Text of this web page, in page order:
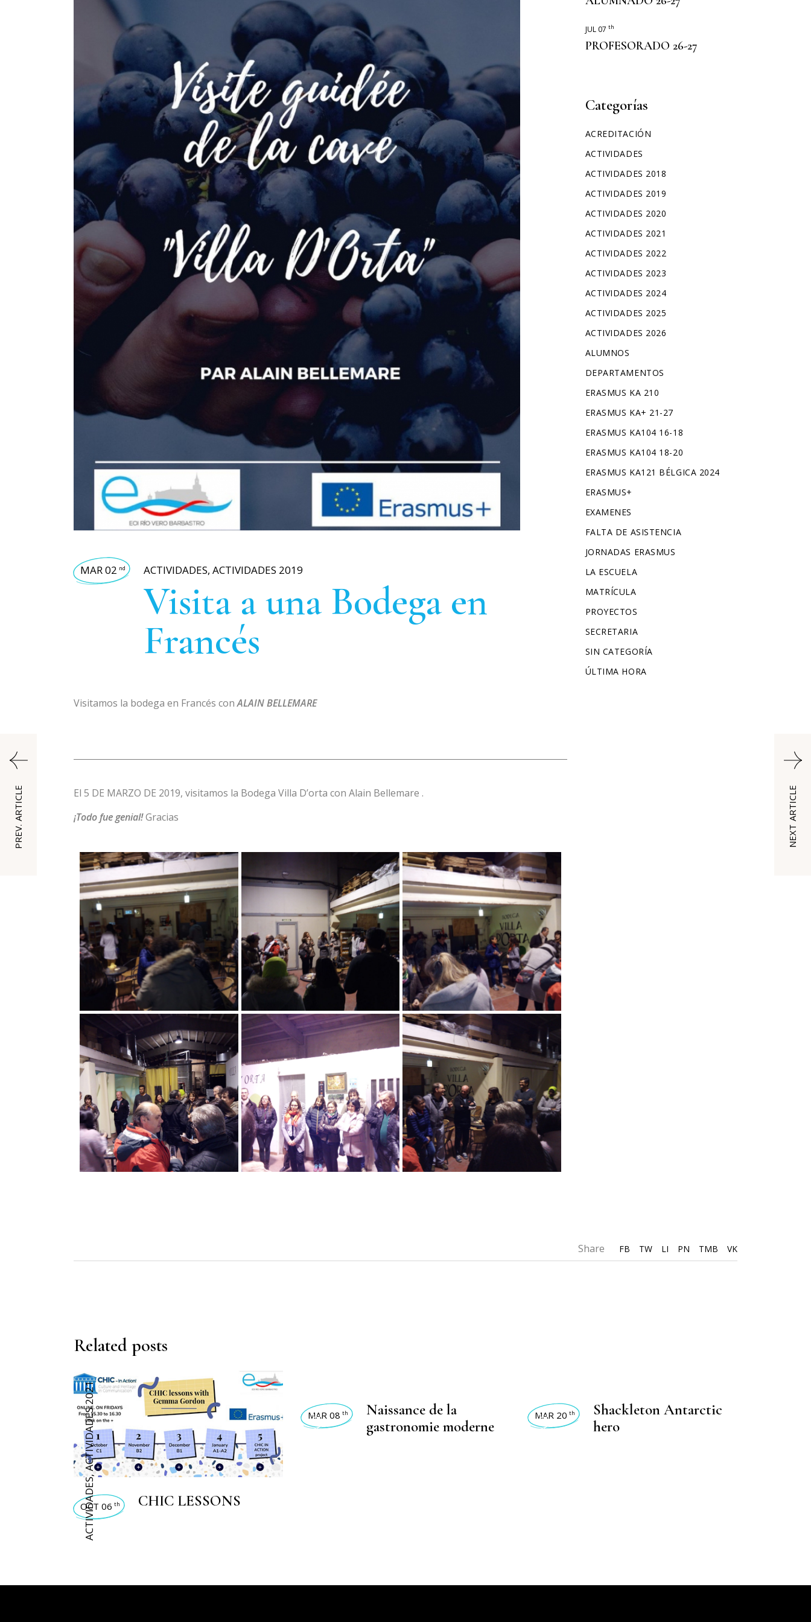
MOVILIDADES ERASMUS
MAR 02 nd ACTIVIDADES, ACTIVIDADES 2019
Visita a una Bodega en
Francés
Visitamos la bodega en Francés conALAIN BELLEMARE
El 5 DE MARZO DE 2019, visitamos la Bodega Villa D’orta con Alain Bellemare .
¡Todo fue genial!Gracias
JUL 07 th
PROFESORADO 26-27
Categorías
ACREDITACIÓN
ACTIVIDADES
ACTIVIDADES 2018
ACTIVIDADES 2019
ACTIVIDADES 2020
ACTIVIDADES 2021
ACTIVIDADES 2022
ACTIVIDADES 2023
ACTIVIDADES 2024
ACTIVIDADES 2025
ACTIVIDADES 2026
ALUMNOS
DEPARTAMENTOS
ERASMUS KA 210
ERASMUS KA+ 21-27
ERASMUS KA104 16-18
ERASMUS KA104 18-20
ERASMUS KA121 BÉLGICA 2024
ERASMUS+
EXAMENES
FALTA DE ASISTENCIA
JORNADAS ERASMUS
LA ESCUELA
MATRÍCULA
PROYECTOS
SECRETARIA
SIN CATEGORÍA
ÚLTIMA HORA
Share FB TW LI PN TMB VK
Related posts
ACTIVIDADES
,
ACTIVIDADES 2021
OCT 06 th CHIC LESSONS
ACTIVIDADES 2023
MAR 08 th
Naissance de la
gastronomie moderne
ACTIVIDADES 2025
MAR 20 th
Shackleton Antarctic
hero
PREV. ARTICLE NEXT ARTICLE